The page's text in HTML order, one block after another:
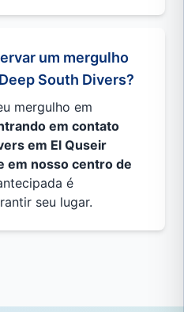
um mergulho
South Divers?
mergulho em
em contato
em El Quseir
em nosso centro de
é
seu lugar.